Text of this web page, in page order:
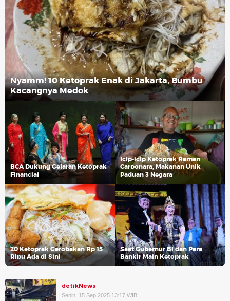
Nyamm! 10 Ketoprak Enak di Jakarta, Bumbu
Kacangnya Medok
BCA Dukung Gelaran Ketoprak
Financial
Icip-icip Ketoprak Ramen
Carbonara, Makanan Unik
Paduan 3 Negara
20 Ketoprak Gerobakan Rp 15
Ribu Ada di Sini
Saat Gubernur BI dan Para
Bankir Main Ketoprak
detikNews
Senin, 15 Sep 2025 13:17 WIB